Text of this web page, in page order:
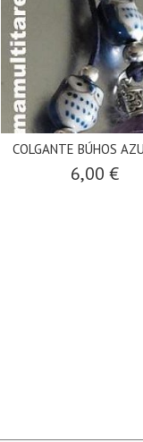
COLGANTE BÚHOS
6,00 €